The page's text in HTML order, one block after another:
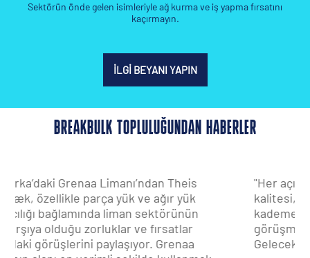
Sektörün önde gelen isimleriyle ağ kurma ve iş yapma fırsatını
kaçırmayın.
İLGI BEYANI YAPIN
BREAKBULK TOPLULUĞUNDAN HABERLER
"Her açıdan beklentilerimi aştı. Katılımcıların
kalitesi, tedarik zincirinin her
kademesinden karar vericilerin varlığı ve
görüşmelerin derinliği olağanüstüydü.
Gelecek yıl kesinlikle tekrar katılacağız."